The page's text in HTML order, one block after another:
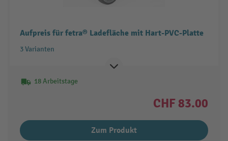
Aufpreis für fetra® Ladefläche mit Hart-PVC-Platte
3 Varianten
18 Arbeitstage
CHF 83.00
Zum Produkt